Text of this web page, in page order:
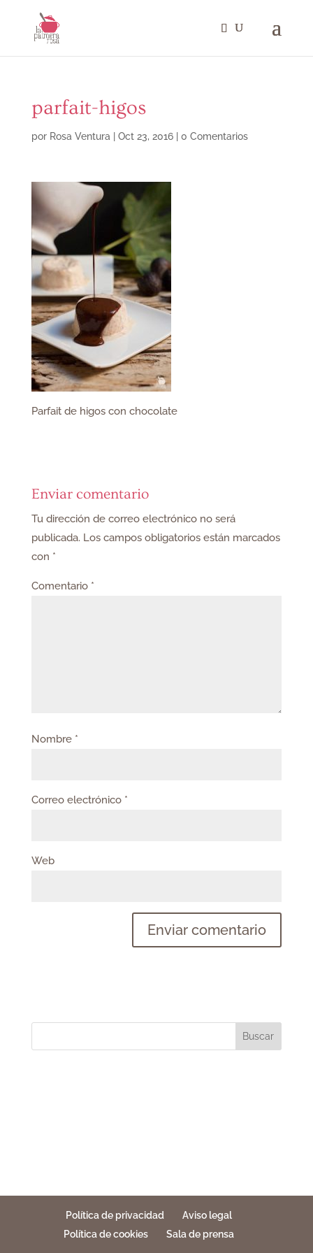
parfait-higos
por Rosa Ventura Oct 23, 2016| 0 Comentarios
Parfait de higos con chocolate
Enviar comentario
Tu dirección de correo electrónico no será
publicada. Los campos obligatorios están marcados
con *
Comentario *
Nombre *
Correo electrónico *
Web
Buscar
Política de privacidad
Aviso legal
Política de cookies
Sala de prensa